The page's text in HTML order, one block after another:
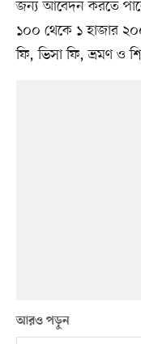
জন্য আবেদন করতে
১০০ থেকে ১ হাজার
ফি, ভিসা ফি, ভ্রমণ ও
আরও পড়ুন